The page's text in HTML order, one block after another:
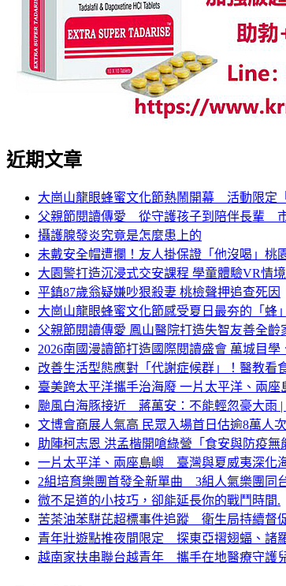
近期文章
大崗山龍眼蜂蜜文化節熱鬧開幕 活動限定
父親節閱讀傳愛 從守護孩子到陪伴長輩
攝護腺發炎究竟是怎麼患上的
未戴安全帽遭攔！友人掛保證「他沒喝」桃
大園警打造沉浸式交安課程 學童體驗VR情
平鎮87歲翁疑嫌吵狠殺妻 桃檢聲押追查死因
大崗山龍眼蜂蜜文化節感受夏日最夯的「
父親節閱讀傳愛 鳳山醫院打造失智友善全齡
2026南國漫讀節打造國際閱讀盛會 萬城目學
改善生活型態應對「代謝症候群」！醫教看
臺美跨太平洋攜手治海廢 一片太平洋、兩
颱風白海豚接近 蔣萬安：不能輕忽豪大雨 |
文博會商展人氣高 民眾入場首日估逾8萬人
助陣柯志恩 洪孟楷開嗆綠營「食安與防疫無
一片太平洋、兩座島嶼 臺灣與夏威夷深化
2組培育樂團首發全新單曲 3組人氣樂團同
微不足道的小技巧，卻能延長你的戰鬥時間.
苦茶油苯駢芘超標事件追蹤 衛生局持續督
青年壯遊點推夜間限定 探東亞摺翅蝠、諸
越南家扶串聯台越青年 攜手在地醫療守護